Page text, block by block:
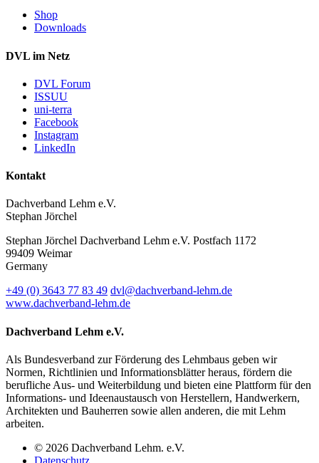
Shop
Downloads
DVL im Netz
DVL Forum
ISSUU
uni-terra
Facebook
Instagram
LinkedIn
Kontakt
Dachverband Lehm e.V.
Stephan Jörchel
Stephan Jörchel Dachverband Lehm e.V. Postfach 1172
99409 Weimar
Germany
+49 (0) 3643 77 83 49 dvl@dachverband-lehm.de
www.dachverband-lehm.de
Dachverband Lehm e.V.
Als Bundesverband zur Förderung des Lehmbaus geben wir
Normen, Richtlinien und Informationsblätter heraus, fördern die
berufliche Aus- und Weiterbildung und bieten eine Plattform für den
Informations- und Ideenaustausch von Herstellern, Handwerkern,
Architekten und Bauherren sowie allen anderen, die mit Lehm
arbeiten.
© 2026 Dachverband Lehm. e.V.
Datenschutz